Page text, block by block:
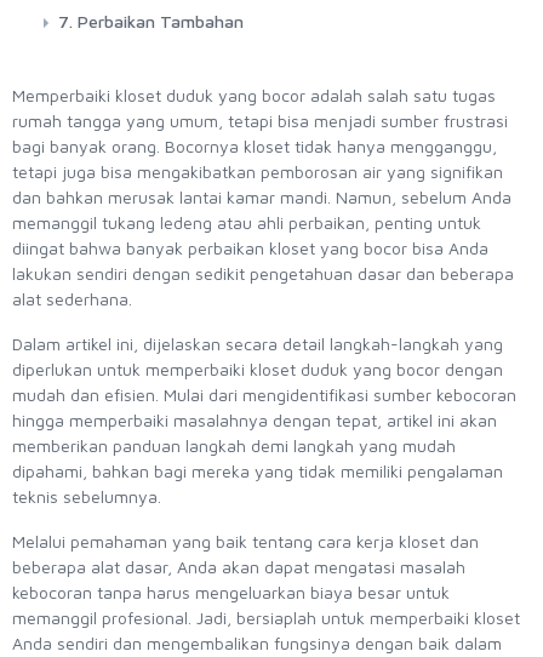
7. Perbaikan Tambahan
Memperbaiki kloset duduk yang bocor adalah salah satu tugas
rumah tangga yang umum, tetapi bisa menjadi sumber frustrasi
bagi banyak orang. Bocornya kloset tidak hanya mengganggu,
tetapi juga bisa mengakibatkan pemborosan air yang signifikan
dan bahkan merusak lantai kamar mandi. Namun, sebelum Anda
memanggil tukang ledeng atau ahli perbaikan, penting untuk
diingat bahwa banyak perbaikan kloset yang bocor bisa Anda
lakukan sendiri dengan sedikit pengetahuan dasar dan beberapa
alat sederhana.
Dalam artikel ini, dijelaskan secara detail langkah-langkah yang
diperlukan untuk memperbaiki kloset duduk yang bocor dengan
mudah dan efisien. Mulai dari mengidentifikasi sumber kebocoran
hingga memperbaiki masalahnya dengan tepat, artikel ini akan
memberikan panduan langkah demi langkah yang mudah
dipahami, bahkan bagi mereka yang tidak memiliki pengalaman
teknis sebelumnya.
Melalui pemahaman yang baik tentang cara kerja kloset dan
beberapa alat dasar, Anda akan dapat mengatasi masalah
kebocoran tanpa harus mengeluarkan biaya besar untuk
memanggil profesional. Jadi, bersiaplah untuk memperbaiki kloset
Anda sendiri dan mengembalikan fungsinya dengan baik dalam